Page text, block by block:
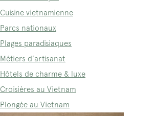
Cuisine vietnamienne
Parcs nationaux
Plages paradisiaques
Métiers d’artisanat
Hôtels de charme & luxe
Croisières au Vietnam
Plongée au Vietnam